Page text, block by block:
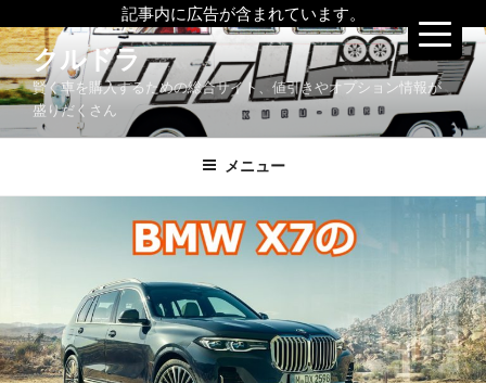
記事内に広告が含まれています。
コ
ン
テ
ツ
ス
クルドラ
賢く車を購入するための総合サイト、値引きやオプション情報が
盛りだくさん
メニュー